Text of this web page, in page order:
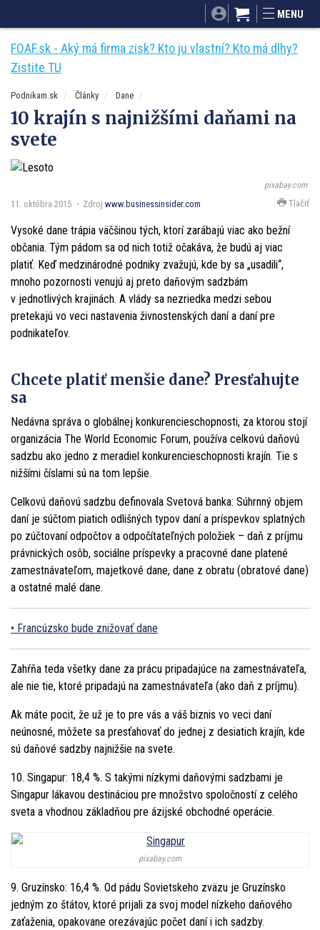
Mnamky-recepty.sk
MENU
FOAF.sk - Aký má firma zisk? Kto ju vlastní? Kto má dlhy?
Zistite TU
Podnikam.sk Články Dane
10 krajín s najnižšími daňami na
svete
pixabay.com
11. októbra 2015 Zdroj www.businessinsider.com Tlačiť
Vysoké dane trápia väčšinou tých, ktorí zarábajú viac ako bežní
občania. Tým pádom sa od nich totiž očakáva, že budú aj viac
platiť. Keď medzinárodné podniky zvažujú, kde by sa „usadili“,
mnoho pozornosti venujú aj preto daňovým sadzbám
v jednotlivých krajinách. A vlády sa nezriedka medzi sebou
pretekajú vo veci nastavenia živnostenských daní a daní pre
podnikateľov.
Chcete platiť menšie dane? Presťahujte
sa
Nedávna správa o globálnej konkurencieschopnosti, za ktorou stojí
organizácia The World Economic Forum, používa celkovú daňovú
sadzbu ako jedno z meradiel konkurencieschopnosti krajín. Tie s
nižšími číslami sú na tom lepšie.
Celkovú daňovú sadzbu definovala Svetová banka: Súhrnný objem
daní je súčtom piatich odlišných typov daní a príspevkov splatných
po zúčtovaní odpočtov a odpočítateľných položiek – daň z príjmu
právnických osôb, sociálne príspevky a pracovné dane platené
zamestnávateľom, majetkové dane, dane z obratu (obratové dane)
a ostatné malé dane.
Francúzsko bude znižovať dane
Zahŕňa teda všetky dane za prácu pripadajúce na zamestnávateľa,
ale nie tie, ktoré pripadajú na zamestnávateľa (ako daň z príjmu).
Ak máte pocit, že už je to pre vás a váš biznis vo veci daní
neúnosné, môžete sa presťahovať do jednej z desiatich krajín, kde
sú daňové sadzby najnižšie na svete.
10. Singapur: 18,4 %. S takými nízkymi daňovými sadzbami je
Singapur lákavou destináciou pre množstvo spoločností z celého
sveta a vhodnou základňou pre ázijské obchodné operácie.
pixabay.com
9. Gruzínsko: 16,4 %. Od pádu Sovietskeho zväzu je Gruzínsko
jedným zo štátov, ktoré prijali za svoj model nízkeho daňového
zaťaženia, opakovane orezávajúc počet daní i ich sadzby.